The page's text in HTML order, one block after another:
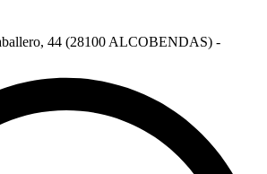
44 (28100 ALCOBENDAS) -